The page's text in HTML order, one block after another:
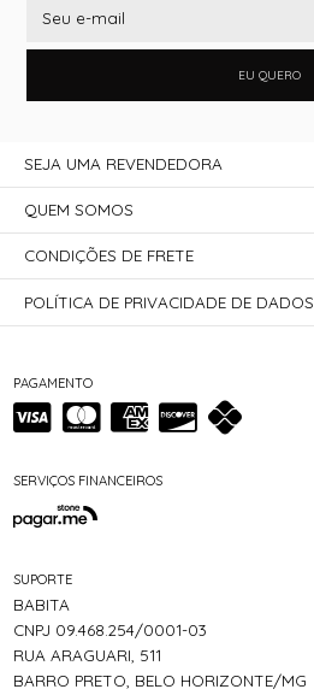
EU QUERO
PAGAMENTO
SERVIÇOS FINANCEIROS
SUPORTE
BABITA
CNPJ 09.468.254/0001-03
RUA ARAGUARI, 511
BARRO PRETO, BELO HORIZONTE/MG
SEJA UMA REVENDEDORA
QUEM SOMOS
CONDIÇÕES DE FRETE
POLÍTICA DE PRIVACIDADE DE DADOS